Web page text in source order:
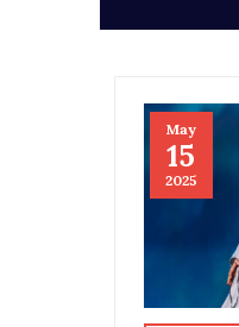
May
15
2025